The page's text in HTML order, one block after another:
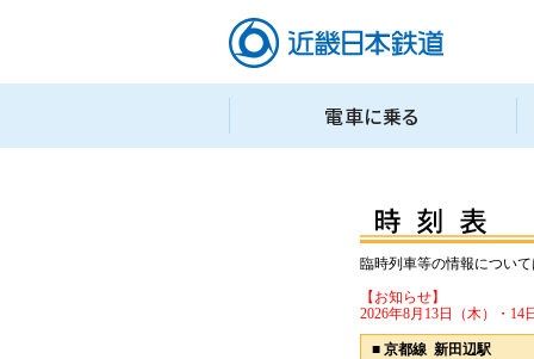
臨時列車等の情報につい
【お知らせ】
2026年8月13日（木）・
■ 京都線 新田辺駅